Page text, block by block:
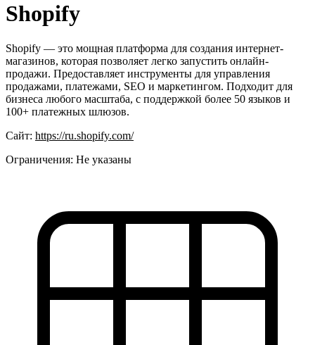
Shopify
Shopify — это мощная платформа для создания интернет-
магазинов, которая позволяет легко запустить онлайн-
продажи. Предоставляет инструменты для управления
продажами, платежами, SEO и маркетингом. Подходит для
бизнеса любого масштаба, с поддержкой более 50 языков и
100+ платежных шлюзов.
Сайт: https://ru.shopify.com/
Ограничения: Не указаны